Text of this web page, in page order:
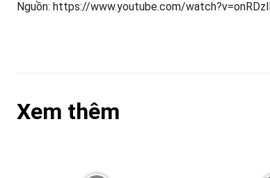
Nguồn: https://www.youtube.com/
Xem thêm